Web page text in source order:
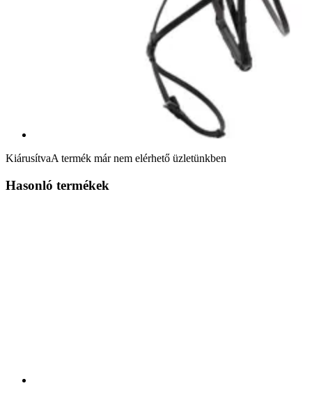
KiárusítvaA termék már nem elérhető üzletünkben
Hasonló termékek